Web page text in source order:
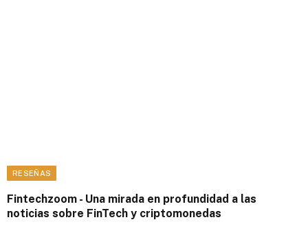
RESEÑAS
Fintechzoom - Una mirada en profundidad a las
noticias sobre FinTech y criptomonedas